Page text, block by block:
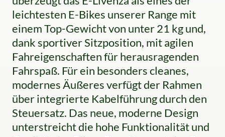
leichtesten E-Bikes unserer Range mit
einem Top-Gewicht von unter 21 kg und,
dank sportiver Sitzposition, mit agilen
Fahreigenschaften für herausragenden
Fahrspaß. Für ein besonders cleanes,
modernes Äußeres verfügt der Rahmen
über integrierte Kabelführung durch den
Steuersatz. Das neue, moderne Design
unterstreicht die hohe Funktionalität und